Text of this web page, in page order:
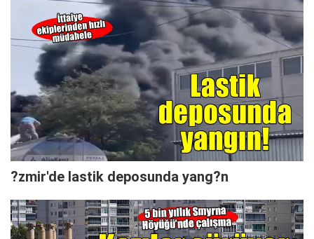
?zmir'de lastik deposunda yang?n